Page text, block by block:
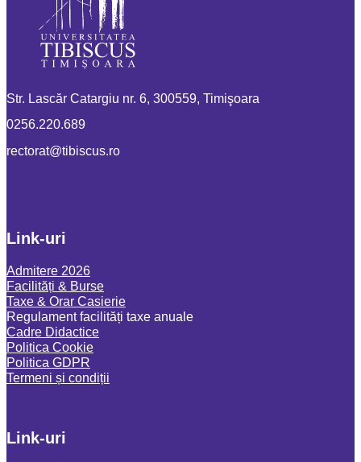
Str. Lascăr Catargiu nr. 6, 300559, Timişoara
0256.220.689
or.sucsibit@tarotcer
Link-uri
Admitere 2026
Facilități & Burse
Taxe & Orar Casierie
Regulament facilități taxe anuale
Cadre Didactice
Politica Cookie
Politica GDPR
Termeni și condiții
Link-uri